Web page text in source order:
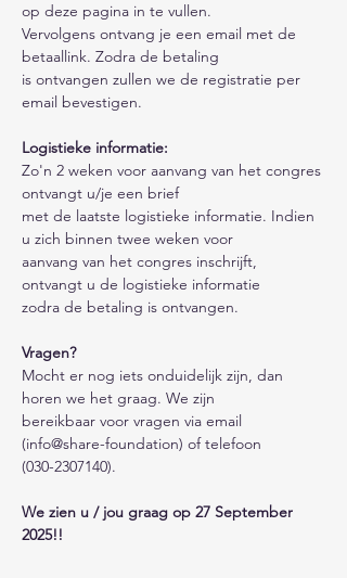
op deze pagina in te vullen.
Vervolgens ontvang je een email met de
betaallink. Zodra de betaling
is ontvangen zullen we de registratie per
email bevestigen.
Logistieke informatie:
Zo'n 2 weken voor aanvang van het congres
ontvangt u/je een brief
met de laatste logistieke informatie. Indien
u zich binnen twee weken voor
aanvang van het congres inschrijft,
ontvangt u de logistieke informatie
zodra de betaling is ontvangen.
Vragen?
Mocht er nog iets onduidelijk zijn, dan
horen we het graag. We zijn
bereikbaar voor vragen via email
(info@share-foundation) of telefoon
(030-2307140).
We zien u / jou graag op 27 September
2025!!